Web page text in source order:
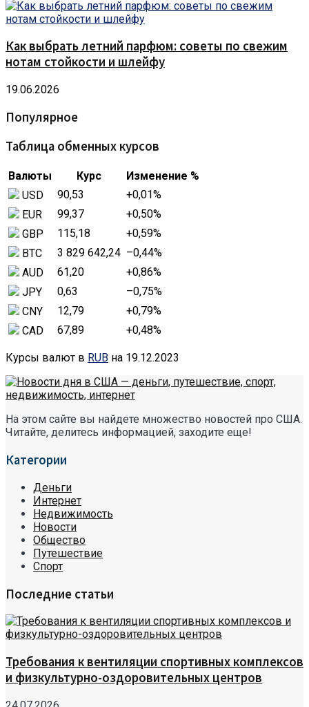
Как выбрать летний парфюм: советы по свежим
нотам стойкости и шлейфу
19.06.2026
Популярное
Таблица обменных курсов
Валюты Курс
Изменение %
USD
90,53 +0,01%
EUR
99,37 +0,50%
GBP
115,18 +0,59%
BTC
3 829 642,24 –0,44%
AUD
61,20 +0,86%
JPY
0,63 –0,75%
CNY
12,79 +0,79%
CAD
67,89 +0,48%
Курсы валют в RUB на 19.12.2023
На этом сайте вы найдете множество новостей про США.
Читайте, делитесь информацией, заходите еще!
Категории
Деньги
Интернет
Недвижимость
Новости
Общество
Путешествие
Спорт
Последние статьи
Требования к вентиляции спортивных комплексов
и физкультурно-оздоровительных центров